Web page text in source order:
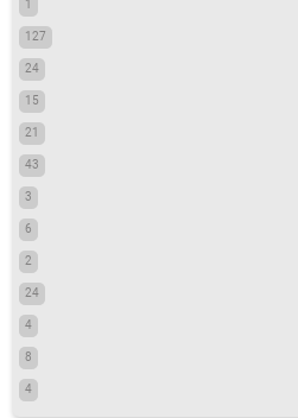
1
127
24
15
21
43
3
6
2
24
4
8
4